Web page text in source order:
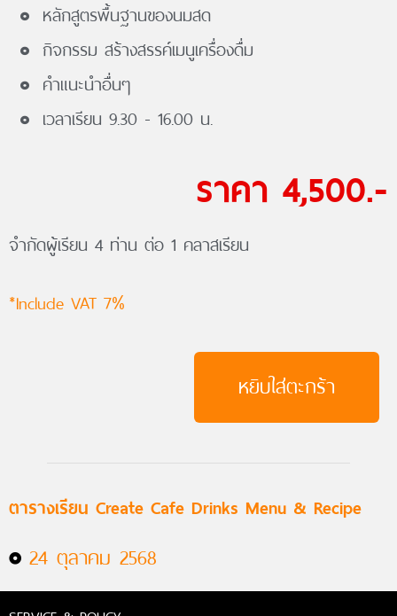
หลักสูตรพื้นฐานของนมสด
กิจกรรม สร้างสรรค์เมนูเครื่องดื่ม
คำแนะนำอื่นๆ
เวลาเรียน 9.30 - 16.00 น.
ราคา 4,500.-
จำกัดผู้เรียน 4 ท่าน ต่อ 1 คลาสเรียน
*Include VAT 7%
หยิบใส่ตะกร้า
ตารางเรียน Create Cafe Drinks Menu & Recipe
24 ตุลาคม 2568